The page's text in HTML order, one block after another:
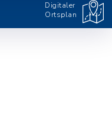
Digitaler
Ortsplan